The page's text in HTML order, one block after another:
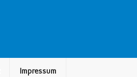
Impressum